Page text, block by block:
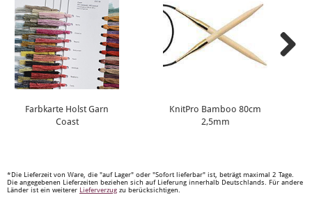
Farbkarte Holst Garn
Coast
KnitPro Bamboo 80cm
2,5mm
*Die Lieferzeit von Ware, die "auf Lager" oder "Sofort lieferbar" ist, beträgt maximal 2 Tage.
Die angegebenen Lieferzeiten beziehen sich auf Lieferung innerhalb Deutschlands. Für andere
Länder ist ein weiterer Lieferverzug zu berücksichtigen.